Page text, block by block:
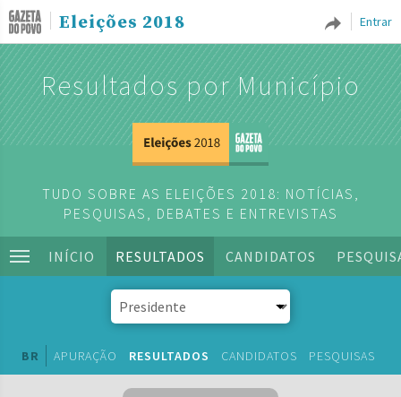
Entrar
Eleições 2018
Resultados por Município
TUDO SOBRE AS ELEIÇÕES 2018: NOTÍCIAS,
PESQUISAS, DEBATES E ENTREVISTAS
INÍCIO RESULTADOS CANDIDATOS
BR APURAÇÃO RESULTADOS CANDIDATOS PESQUISAS